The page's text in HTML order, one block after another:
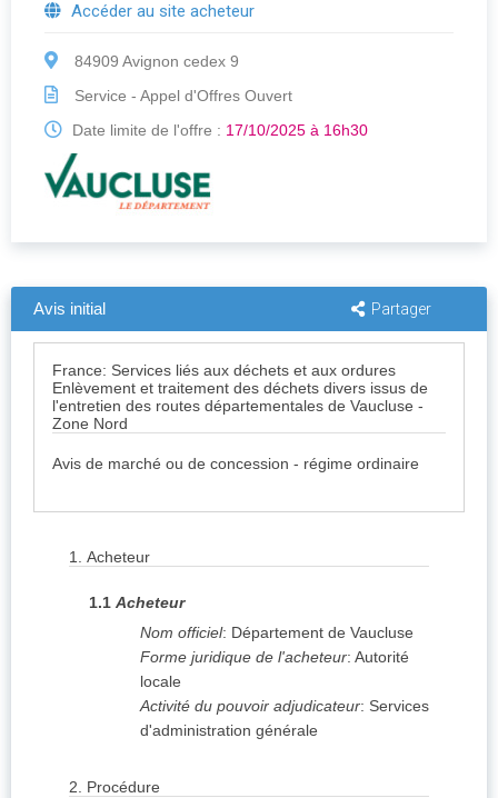
Accéder au site acheteur
84909 Avignon cedex 9
Service - Appel d'Offres Ouvert
Date limite de l'offre : 17/10/2025 à 16h30
Avis initial Partager
France: Services liés aux déchets et aux ordures
Enlèvement et traitement des déchets divers issus de
l'entretien des routes départementales de Vaucluse -
Zone Nord
Avis de marché ou de concession - régime ordinaire
1. Acheteur
1.1 Acheteur
Nom officiel: Département de Vaucluse
Forme juridique de l'acheteur: Autorité
locale
Activité du pouvoir adjudicateur: Services
d'administration générale
2. Procédure